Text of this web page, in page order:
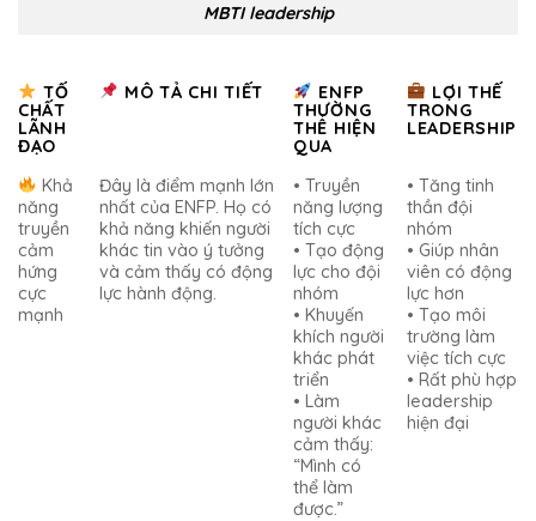
MBTI leadership
TỐ
CHẤT
LÃNH
ĐẠO
MÔ TẢ CHI TIẾT
ENFP
THƯỜNG
THỂ HIỆN
QUA
LỢI THẾ
TRONG
LEADERSHIP
Khả
năng
truyền
cảm
hứng
cực
mạnh
Đây là điểm mạnh lớn
nhất của ENFP. Họ có
khả năng khiến người
khác tin vào ý tưởng
và cảm thấy có động
lực hành động.
• Truyền
năng lượng
tích cực
• Tạo động
lực cho đội
nhóm
• Khuyến
khích người
khác phát
triển
• Làm
người khác
cảm thấy:
“Mình có
thể làm
được.”
• Tăng tinh
thần đội
nhóm
• Giúp nhân
viên có động
lực hơn
• Tạo môi
trường làm
việc tích cực
• Rất phù hợp
leadership
hiện đại